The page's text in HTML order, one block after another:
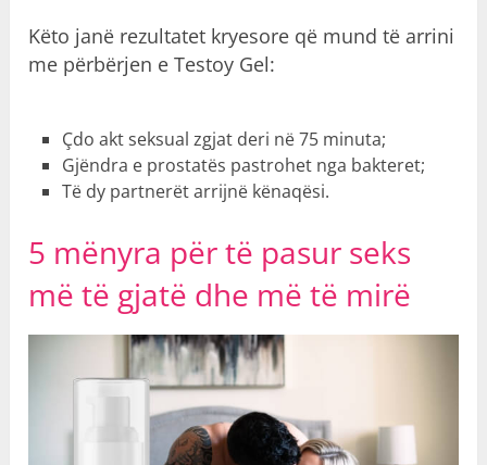
Këto janë rezultatet kryesore që mund të arrini
me përbërjen e Testoy Gel:
Çdo akt seksual zgjat deri në 75 minuta;
Gjëndra e prostatës pastrohet nga bakteret;
Të dy partnerët arrijnë kënaqësi.
5 mënyra për të pasur seks
më të gjatë dhe më të mirë